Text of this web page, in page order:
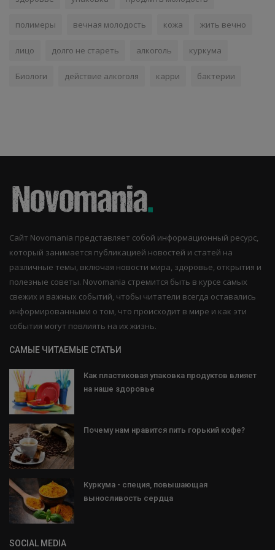
полимеры вечная молодость кожа жить вечно
лицо долго не стареть алкоголь куркума
Биологи действие алкоголя карри бактерии
Сайт Novomania представляет собой информационный ресурс,
который занимается публикацией новостей и статей на
различные темы, включая новости мира, здоровье, открытия и
полезные советы. Novomania стремится быть в курсе самых
свежих и важных событий, чтобы читатели всегда оставались
информированными о том, что происходит в мире и как эти
события могут повлиять на их жизнь.
САМЫЕ ЧИТАЕМЫЕ СТАТЬИ
Как пластиковая упаковка продуктов влияет
на наше здоровье
Почему нам нравится пить горький кофе?
Куркума - специя, повышающая
выносливость сердца
SOCIAL MEDIA